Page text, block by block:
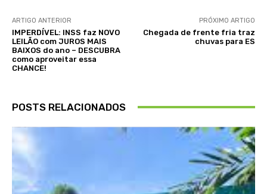
ARTIGO ANTERIOR
IMPERDÍVEL: INSS faz NOVO
LEILÃO com JUROS MAIS
BAIXOS do ano – DESCUBRA
como aproveitar essa
CHANCE!
PRÓXIMO ARTIGO
Chegada de frente fria traz
chuvas para ES
POSTS RELACIONADOS